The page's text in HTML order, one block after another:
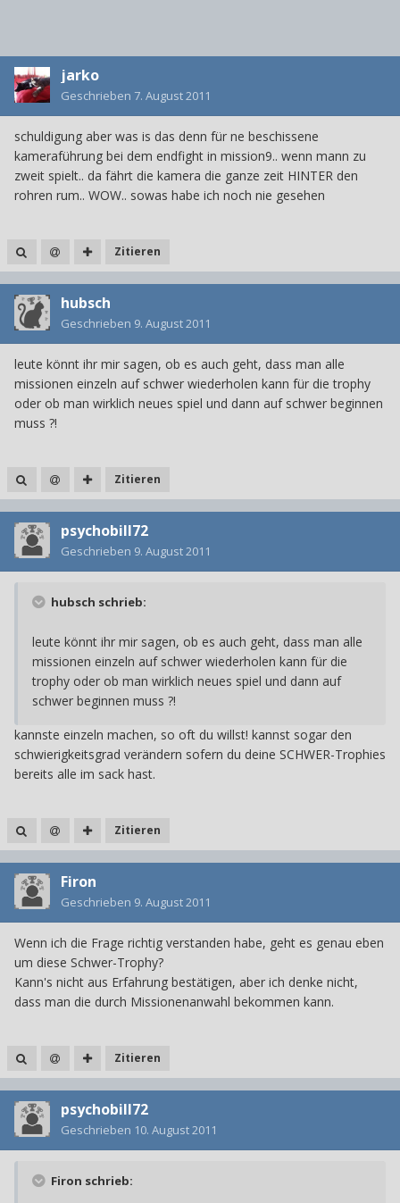
jarko
Geschrieben 7. August 2011
schuldigung aber was is das denn für ne beschissene
kameraführung bei dem endfight in mission9.. wenn mann zu
zweit spielt.. da fährt die kamera die ganze zeit HINTER den
rohren rum.. WOW.. sowas habe ich noch nie gesehen
Zitieren
hubsch
Geschrieben 9. August 2011
leute könnt ihr mir sagen, ob es auch geht, dass man alle
missionen einzeln auf schwer wiederholen kann für die trophy
oder ob man wirklich neues spiel und dann auf schwer beginnen
muss ?!
Zitieren
psychobill72
Geschrieben 9. August 2011
hubsch schrieb:
leute könnt ihr mir sagen, ob es auch geht, dass man alle
missionen einzeln auf schwer wiederholen kann für die
trophy oder ob man wirklich neues spiel und dann auf
schwer beginnen muss ?!
kannste einzeln machen, so oft du willst! kannst sogar den
schwierigkeitsgrad verändern sofern du deine SCHWER-Trophies
bereits alle im sack hast.
Zitieren
Firon
Geschrieben 9. August 2011
Wenn ich die Frage richtig verstanden habe, geht es genau eben
um diese Schwer-Trophy?
Kann's nicht aus Erfahrung bestätigen, aber ich denke nicht,
dass man die durch Missionenanwahl bekommen kann.
Zitieren
psychobill72
Geschrieben 10. August 2011
Firon schrieb: